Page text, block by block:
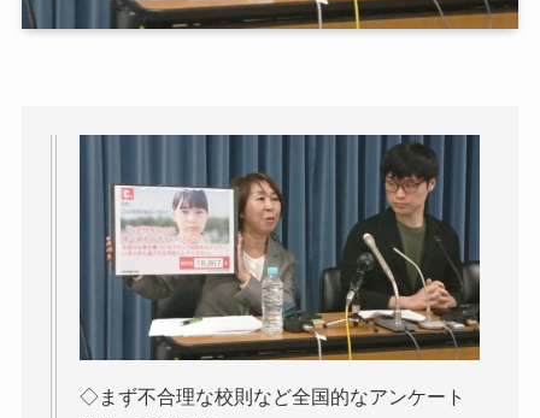
◇まず不合理な校則など全国的なアンケート